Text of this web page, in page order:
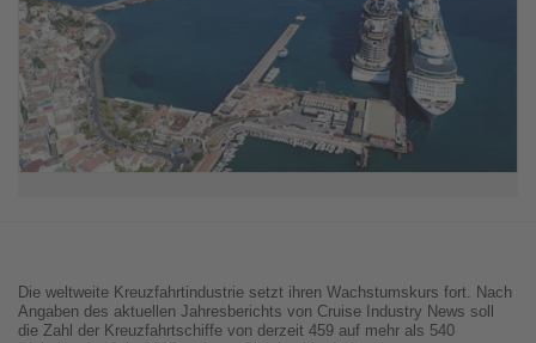
Die weltweite Kreuzfahrtindustrie setzt ihren Wachstumskurs fort. Nach
Angaben des aktuellen Jahresberichts von Cruise Industry News soll
die Zahl der Kreuzfahrtschiffe von derzeit 459 auf mehr als 540